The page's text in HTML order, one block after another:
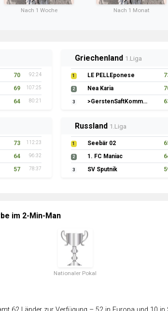
Nach 1 Woche Nach 1 Monat
70 92:24
69 107:25
64 80:21
Griechenland 1.Liga
1 LE PELLEponese
2 Nea Karia
3 >GerstenSaftKommando
73 112:23
64 96:32
57 78:37
Russland 1.Liga
1 Seebär 02
2 1. FC Maniac
3 SV Sputnik
im 2-Min-Man
Nationaler Pokal